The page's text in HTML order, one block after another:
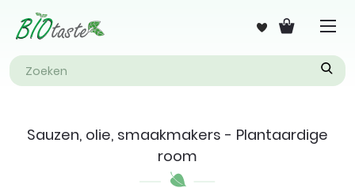
Sauzen, olie, smaakmakers - Plantaardige
room